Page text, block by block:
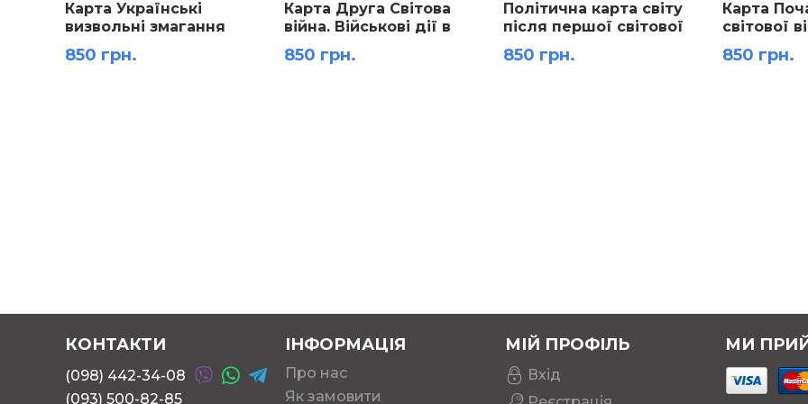
Карта Українські
визвольні змагання
(1917-1921 рр.). Доба
Центральної Ради
850 грн.
Карта Друга Світова
війна. Військові дії в
Європі (19 листопада
1942 - 9 травня 1945), м-б
850 грн.
Політична карта світу
після першої світової
війни м-б 1:22 000 000
розмір 144х106 см
850 грн.
Карта
світової
вересень
1941 рр. м-
850 грн.
КОНТАКТИ
(098) 442-34-08
(093) 500-82-85
ІНФОРМАЦІЯ
Про нас
Як замовити
МІЙ ПРОФІЛЬ
Вхід
МИ